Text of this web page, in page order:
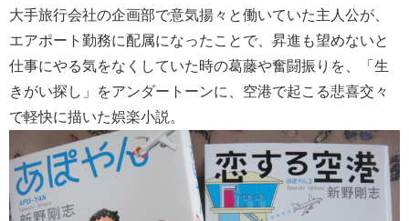
大手旅行会社の企画部で意気揚々と働いていた主人公が、
エアポート勤務に配属になったことで、昇進も望めないと
仕事にやる気をなくしていた時の葛藤や奮闘振りを、「生
きがい探し」をアンダートーンに、空港で起こる悲喜交々
で軽快に描いた娯楽小説。